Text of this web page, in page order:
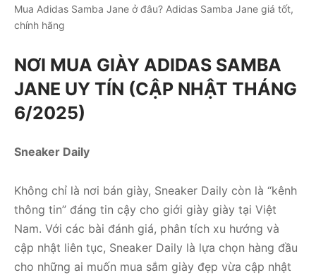
Mua Adidas Samba Jane ở đâu? Adidas Samba Jane giá tốt,
chính hãng
NƠI MUA GIÀY ADIDAS SAMBA
JANE UY TÍN (CẬP NHẬT THÁNG
6/2025)
Sneaker Daily
Không chỉ là nơi bán giày, Sneaker Daily còn là “kênh
thông tin” đáng tin cậy cho giới giày giày tại Việt
Nam. Với các bài đánh giá, phân tích xu hướng và
cập nhật liên tục, Sneaker Daily là lựa chọn hàng đầu
cho những ai muốn mua sắm giày đẹp vừa cập nhật